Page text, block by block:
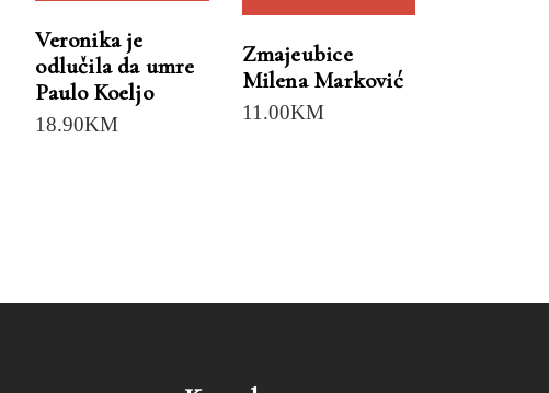
Veronika je
odlučila da umre
Paulo Koeljo
18.90KM
Zmajeubice
Milena Marković
11.00KM